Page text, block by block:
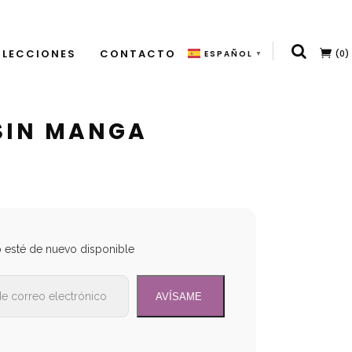
CONTACTO ESPAÑOL ▼ (0)
MANGA
esté de nuevo disponible